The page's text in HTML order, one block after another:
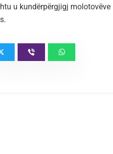
u kundërpërgjigj